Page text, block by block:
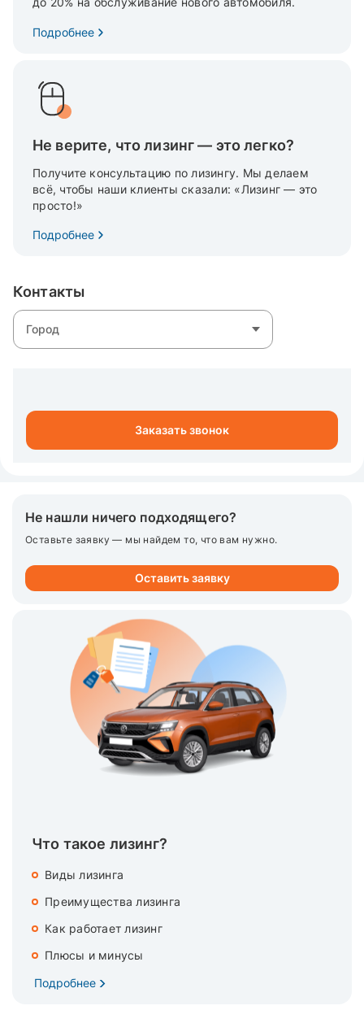
Подробнее
Не верите, что лизинг — это легко?
Получите консультацию по лизингу. Мы делаем
всё, чтобы наши клиенты сказали: «Лизинг — это
просто!»
Подробнее
Контакты
Город
Заказать звонок
Не нашли ничего подходящего?
Оставьте заявку — мы найдем то, что вам нужно.
Оставить заявку
Что такое лизинг?
Виды лизинга
Преимущества лизинга
Как работает лизинг
Плюсы и минусы
Подробнее